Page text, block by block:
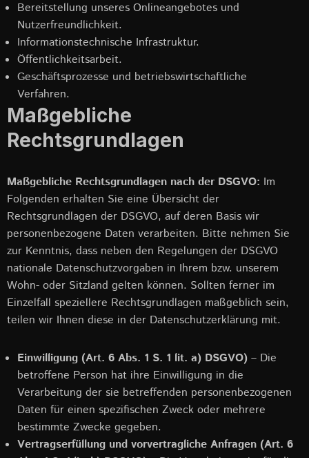
Bereitstellung unseres Onlineangebotes und
Nutzerfreundlichkeit.
Informationstechnische Infrastruktur.
Öffentlichkeitsarbeit.
Geschäftsprozesse und betriebswirtschaftliche
Verfahren.
Maßgebliche
Rechtsgrundlagen
Maßgebliche Rechtsgrundlagen nach der DSGVO: Im
Folgenden erhalten Sie eine Übersicht der
Rechtsgrundlagen der DSGVO, auf deren Basis wir
personenbezogene Daten verarbeiten. Bitte nehmen Sie
zur Kenntnis, dass neben den Regelungen der DSGVO
nationale Datenschutzvorgaben in Ihrem bzw. unserem
Wohn- oder Sitzland gelten können. Sollten ferner im
Einzelfall speziellere Rechtsgrundlagen maßgeblich sein,
teilen wir Ihnen diese in der Datenschutzerklärung mit.
Einwilligung (Art. 6 Abs. 1 S. 1 lit. a) DSGVO) – Die
betroffene Person hat ihre Einwilligung in die
Verarbeitung der sie betreffenden personenbezogenen
Daten für einen spezifischen Zweck oder mehrere
bestimmte Zwecke gegeben.
Vertragserfüllung und vorvertragliche Anfragen (Art. 6